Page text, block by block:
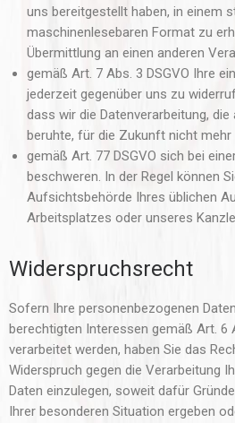
uns bereitgestellt haben, in einem
maschinenlesebaren Format zu
Übermittlung an einen anderen
gemäß Art. 7 Abs. 3 DSGVO Ihre
jederzeit gegenüber uns zu
dass wir die Datenverarbeitung, die
beruhte, für die Zukunft nicht
gemäß Art. 77 DSGVO sich bei
beschweren. In der Regel können
Aufsichtsbehörde Ihres üblichen
Arbeitsplatzes oder unseres
Widerspruchsrecht
Sofern Ihre personenbezogenen
berechtigten Interessen gemäß Art. 6
verarbeitet werden, haben Sie das
Widerspruch gegen die Verarbeitung
Daten einzulegen, soweit dafür
Ihrer besonderen Situation ergeben